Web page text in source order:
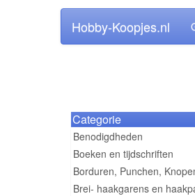
Hobby-Koopjes.nl
Categorie
Benodigdheden
Boeken en tijdschriften
Borduren, Punchen,
Brei- haakgarens en